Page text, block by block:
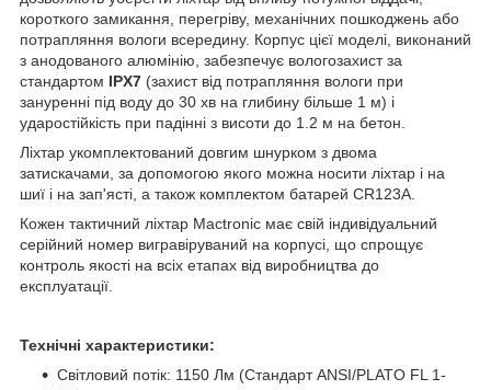
короткого замикання, перегріву, механічних пошкоджень або
потрапляння вологи всередину. Корпус цієї моделі, виконаний
з анодованого алюмінію, забезпечує вологозахист за
стандартом IPX7 (захист від потрапляння вологи при
зануренні під воду до 30 хв на глибину більше 1 м) і
ударостійкість при падінні з висоти до 1.2 м на бетон.
Ліхтар укомплектований довгим шнурком з двома
затискачами, за допомогою якого можна носити ліхтар і на
шиї і на зап'ясті, а також комплектом батарей CR123A.
Кожен тактичний ліхтар Mactronic має свій індивідуальний
серійний номер вигравіруваний на корпусі, що спрощує
контроль якості на всіх етапах від виробництва до
експлуатації.
Технічні характеристики:
Світловий потік: 1150 Лм (Стандарт ANSI/PLATO FL 1-